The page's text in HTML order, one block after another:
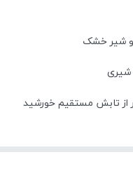
و شیر خشک
شیری
تابش مستقیم خورشید